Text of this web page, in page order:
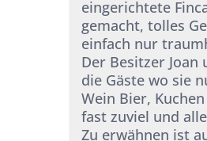
eingerichtete
gemacht, tolles
einfach nur
Der Besitzer Joan
die Gäste wo sie
Wein Bier,
fast zuviel und
Zu erwähnen ist